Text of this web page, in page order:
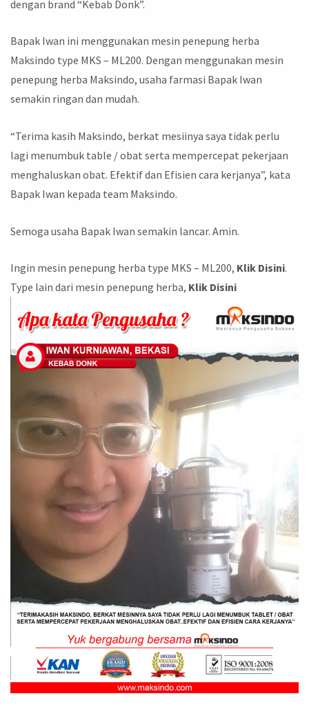
dengan brand “Kebab Donk”.
Bapak Iwan ini menggunakan mesin penepung herba
Maksindo type MKS – ML200. Dengan menggunakan mesin
penepung herba Maksindo, usaha farmasi Bapak Iwan
semakin ringan dan mudah.
“Terima kasih Maksindo, berkat mesiinya saya tidak perlu
lagi menumbuk table / obat serta mempercepat pekerjaan
menghaluskan obat. Efektif dan Efisien cara kerjanya”, kata
Bapak Iwan kepada team Maksindo.
Semoga usaha Bapak Iwan semakin lancar. Amin.
Ingin mesin penepung herba type MKS – ML200, Klik Disini.
Type lain dari mesin penepung herba, Klik Disini